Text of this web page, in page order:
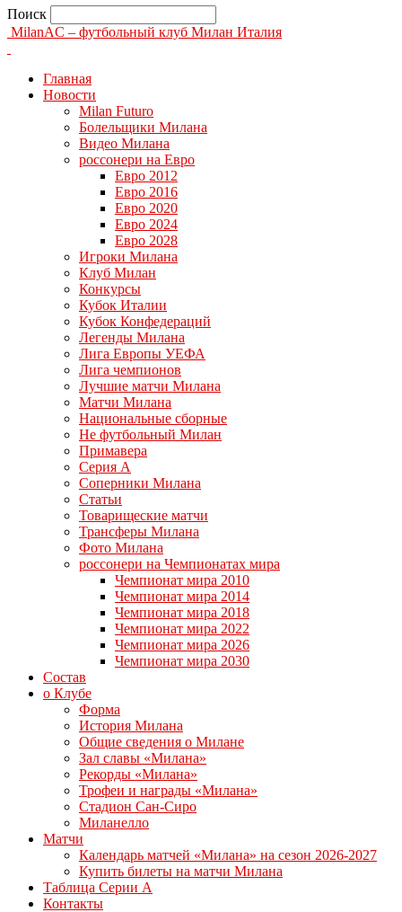
Поиск
MilanAC – футбольный клуб Милан Италия
Главная
Новости
Milan Futuro
Болельщики Милана
Видео Милана
россонери на Евро
Евро 2012
Евро 2016
Евро 2020
Евро 2024
Евро 2028
Игроки Милана
Клуб Милан
Конкурсы
Кубок Италии
Кубок Конфедераций
Легенды Милана
Лига Европы УЕФА
Лига чемпионов
Лучшие матчи Милана
Матчи Милана
Национальные сборные
Не футбольный Милан
Примавера
Серия А
Соперники Милана
Статьи
Товарищеские матчи
Трансферы Милана
Фото Милана
россонери на Чемпионатах мира
Чемпионат мира 2010
Чемпионат мира 2014
Чемпионат мира 2018
Чемпионат мира 2022
Чемпионат мира 2026
Чемпионат мира 2030
Состав
о Клубе
Форма
История Милана
Общие сведения о Милане
Зал славы «Милана»
Рекорды «Милана»
Трофеи и награды «Милана»
Стадион Сан-Сиро
Миланелло
Матчи
Календарь матчей «Милана» на сезон 2026-2027
Купить билеты на матчи Милана
Таблица Серии А
Контакты